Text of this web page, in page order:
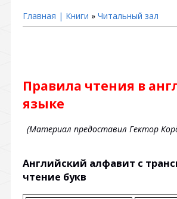
Главная | Книги » Читальный зал
Правила чтения в
языке
(Материал предоставил Гектор
Английский алфавит с
чтение букв